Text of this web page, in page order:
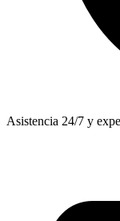
Asistencia 24/7 y